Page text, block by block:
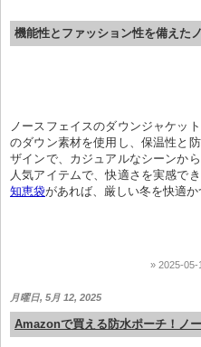
機能性とファッション性を備えた
ノースフェイスのダウンジャケッ
のダウン素材を使用し、保温性と
ザインで、カジュアルなシーンか
人気アイテムで、快適さを実感で
知恵袋があれば、厳しい冬を快適
2025-
月曜日, 5月 12, 2025
Amazonで買える防水ポーチ！ノ